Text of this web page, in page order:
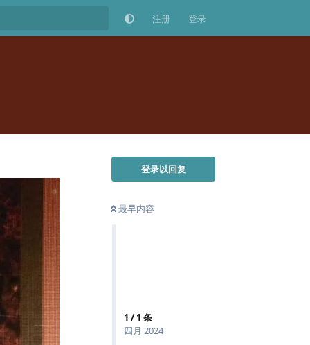
注册 登录
登录以回复
最早内容
1 /1 条
四月 2024